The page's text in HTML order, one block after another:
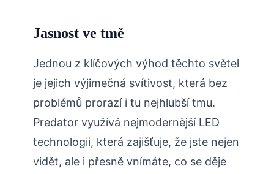
Jasnost ve tmě
Jednou z klíčových výhod těchto světel
je jejich výjimečná svítivost, která bez
problémů prorazí i tu nejhlubší tmu.
Predator využívá nejmodernější LED
technologii, která zajišťuje, že jste nejen
vidět, ale i přesně vnímáte, co se děje